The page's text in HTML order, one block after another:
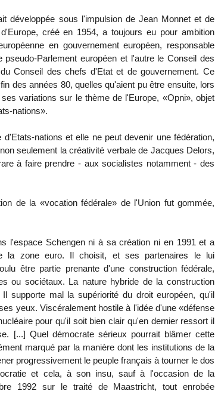
développée sous l'impulsion de Jean Monnet et de
créé en 1954, a toujours eu pour ambition
en gouvernement européen, responsable
Parlement européen et l'autre le Conseil des
Conseil des chefs d'Etat et de gouvernement. Ce
des années 80, quelles qu'aient pu être ensuite, lors
variations sur le thème de l'Europe, «Opni», objet
nations».
nations et elle ne peut devenir une fédération,
seulement la créativité verbale de Jacques Delors,
à faire prendre - aux socialistes notamment - des
de la «vocation fédérale» de l'Union fut gommée,
l'espace Schengen ni à sa création ni en 1991 et a
la zone euro. Il choisit, et ses partenaires le lui
être partie prenante d'une construction fédérale,
ou sociétaux. La nature hybride de la construction
supporte mal la supériorité du droit européen, qu'il
yeux. Viscéralement hostile à l'idée d'une «défense
pour qu'il soit bien clair qu'en dernier ressort il
[...] Quel démocrate sérieux pourrait blâmer cette
marqué par la manière dont les institutions de la
progressivement le peuple français à tourner le dos
et cela, à son insu, sauf à l'occasion de la
1992 sur le traité de Maastricht, tout enrobée